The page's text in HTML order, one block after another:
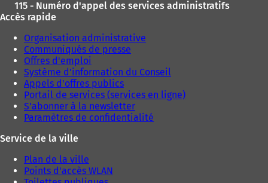
e
o
n
g
l
e
t
)
e
115 - Numéro d'appel des services administratifs
Accès rapide
Organisation administrative
Communiqués de presse
Offres d'emploi
Système d'information du Conseil
Appels d'offres publics
Portail de services (services en ligne)
S'abonner à la newsletter
Paramètres de confidentialité
Service de la ville
Plan de la ville
Points d'accès WLAN